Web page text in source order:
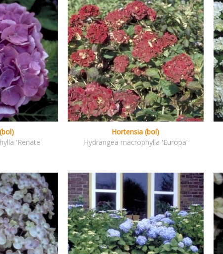
'Renate'
Hortensia (bol)
Hydrangea macrophylla 'Europa'